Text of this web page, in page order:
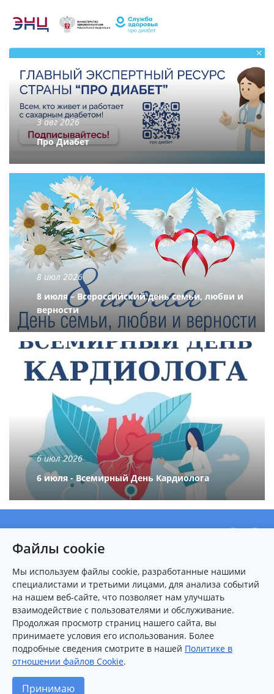
3 авг 2026
Про Диабет
8 июл 2026
8 июля – Всероссийский день семьи, любви и
верности
6 июл 2026
6 июля - Всемирный День Кардиолога
О центре
Новости
Пациентам
Карта сайта
Контакты
8 (8412) 25-54-77(многоканальный)
2026 © Федеральный центр сердечно-сосудистой хирургии
Файлы cookie
Мы используем файлы cookie, разработанные нашими
специалистами и третьими лицами, для анализа событий
на нашем веб-сайте, что позволяет нам улучшать
взаимодействие с пользователями и обслуживание.
Продолжая просмотр страниц нашего сайта, вы
принимаете условия его использования. Более
подробные сведения смотрите в нашей Политике в
отношении файлов Cookie.
Принимаю